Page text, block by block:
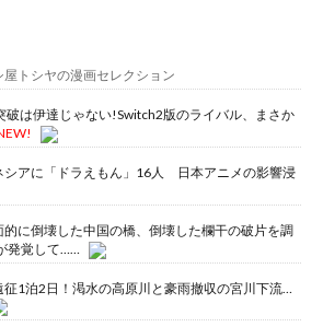
屋トシヤの漫画セレクション
破は伊達じゃない!Switch2版のライバル、まさか
シアに「ドラえもん」16人 日本アニメの影響浸
に倒壊した中国の橋、倒壊した欄干の破片を調
発覚して……
征1泊2日！渇水の高原川と豪雨撤収の宮川下流…